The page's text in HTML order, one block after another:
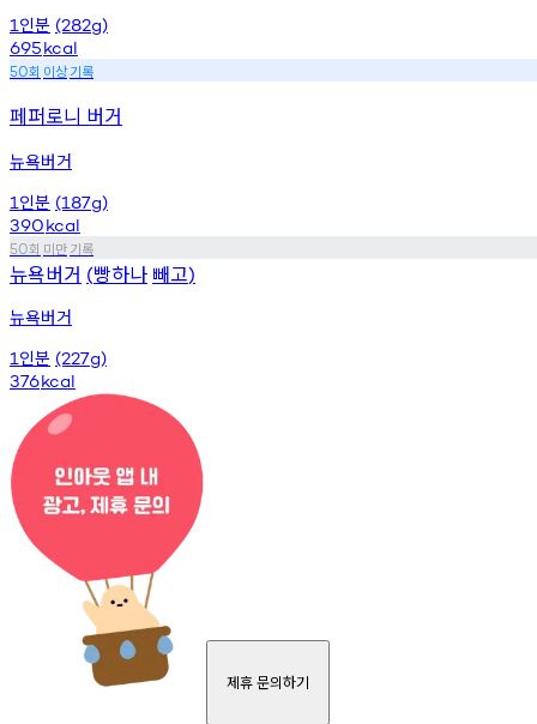
1 인분 (282g)
695kcal
50회 이상기록
페퍼로니 버거
뉴욕버거
1 인분 (187g)
390kcal
50회 미만기록
뉴욕버거 (빵하나 빼고)
뉴욕버거
1 인분 (227g)
376kcal
제휴 문의하기